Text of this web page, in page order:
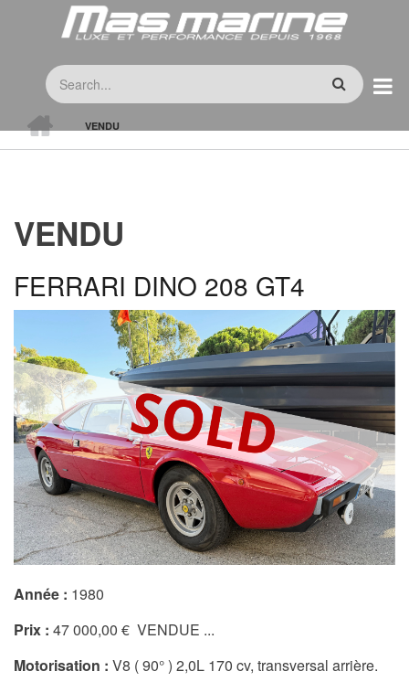
contentSearch
BREADCRUMB
VENDU
VENDU
FERRARI DINO 208 GT4
Année : 1980
Prix : 47 000,00 € VENDUE ...
Motorisation : V8 ( 90° ) 2,0L 170 cv, transversal arrière.